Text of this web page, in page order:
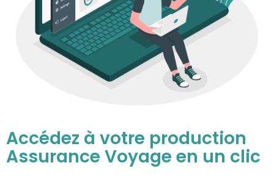
Accédez à votre production
Assurance Voyage en un clic